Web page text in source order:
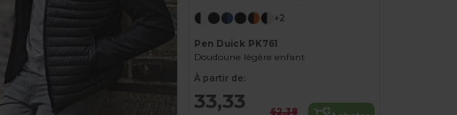
+2
Pen Duick PK761
Doudoune légère enfant
À partir de:
33,33
62,38